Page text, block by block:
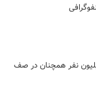
میلیون نفر همچنان در صف